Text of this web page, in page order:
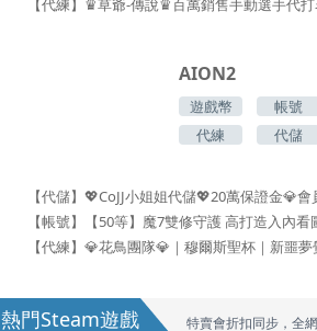
AION2
遊戲幣
帳號
代練
代儲
熱門Steam遊戲 特賣會折扣同步，全